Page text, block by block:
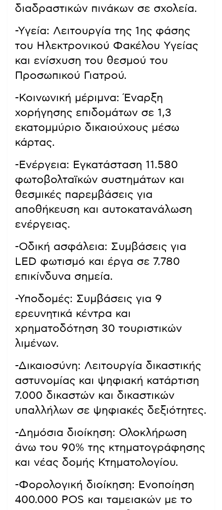
διαδραστικών πινάκων σε σχολεία.
-Υγεία: Λειτουργία της 1ης φάσης
του Ηλεκτρονικού Φακέλου Υγείας
και ενίσχυση του θεσμού του
Προσωπικού Γιατρού.
-Κοινωνική μέριμνα: Έναρξη
χορήγησης επιδομάτων σε 1,3
εκατομμύριο δικαιούχους μέσω
κάρτας.
-Ενέργεια: Εγκατάσταση 11.580
φωτοβολταϊκών συστημάτων και
θεσμικές παρεμβάσεις για
αποθήκευση και αυτοκατανάλωση
ενέργειας.
-Οδική ασφάλεια: Συμβάσεις για
LED φωτισμό και έργα σε 7.780
επικίνδυνα σημεία.
-Υποδομές: Συμβάσεις για 9
ερευνητικά κέντρα και
χρηματοδότηση 30 τουριστικών
λιμένων.
-Δικαιοσύνη: Λειτουργία δικαστικής
αστυνομίας και ψηφιακή κατάρτιση
7.000 δικαστών και δικαστικών
υπαλλήλων σε ψηφιακές δεξιότητες.
-Δημόσια διοίκηση: Ολοκλήρωση
άνω του 90% της κτηματογράφησης
και νέας δομής Κτηματολογίου.
-Φορολογική διοίκηση: Ενοποίηση
400.000 POS και ταμειακών με το